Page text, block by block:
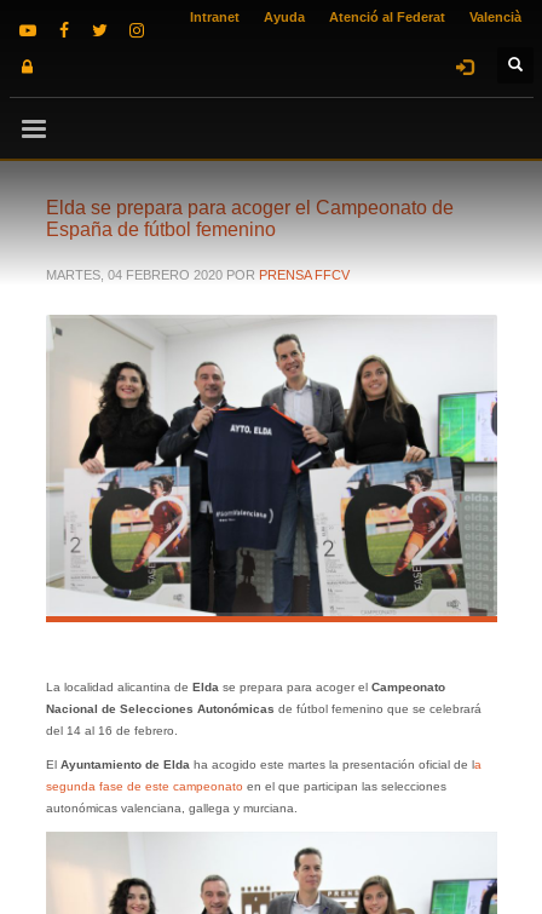
Intranet Ayuda Atenció al Federat Valencià
Elda se prepara para acoger el Campeonato de
España de fútbol femenino
MARTES, 04 FEBRERO 2020 POR PRENSA FFCV
La localidad alicantina de Elda se prepara para acoger el Campeonato
Nacional de Selecciones Autonómicas de fútbol femenino que se celebrará
del 14 al 16 de febrero.
El Ayuntamiento de Elda ha acogido este martes la presentación oficial de la
segunda fase de este campeonatoen el que participan las selecciones
autonómicas valenciana, gallega y murciana.